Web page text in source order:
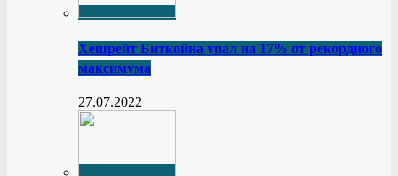
Хешрейт Биткойна упал на 17% от рекордного
максимума
27.07.2022